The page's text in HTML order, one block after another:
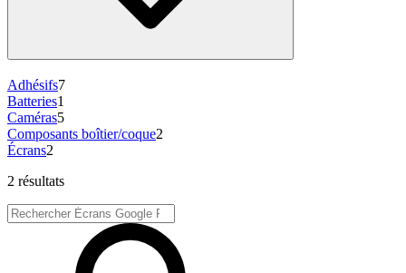
Adhésifs7
Batteries1
Caméras5
Composants boîtier/coque2
Écrans2
2 résultats